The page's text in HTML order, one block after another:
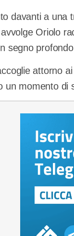
davanti a una
Oriolo
segno
attorno
un momento di